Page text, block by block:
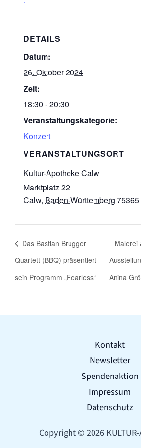
DETAILS
Datum:
26. Oktober 2024
Zeit:
18:30 - 20:30
Veranstaltungskategorie:
Konzert
VERANSTALTUNGSORT
Kultur-Apotheke Calw
Marktplatz 22
Calw, Baden-Württemberg 75365
Das Bastian Brugger
Quartett (BBQ) präsentiert
sein Programm „Fearless“
Malerei
Anina
Kontakt
Newsletter
Spendenaktion
Impressum
Datenschutz
Copyright © 2026 KULTUR-